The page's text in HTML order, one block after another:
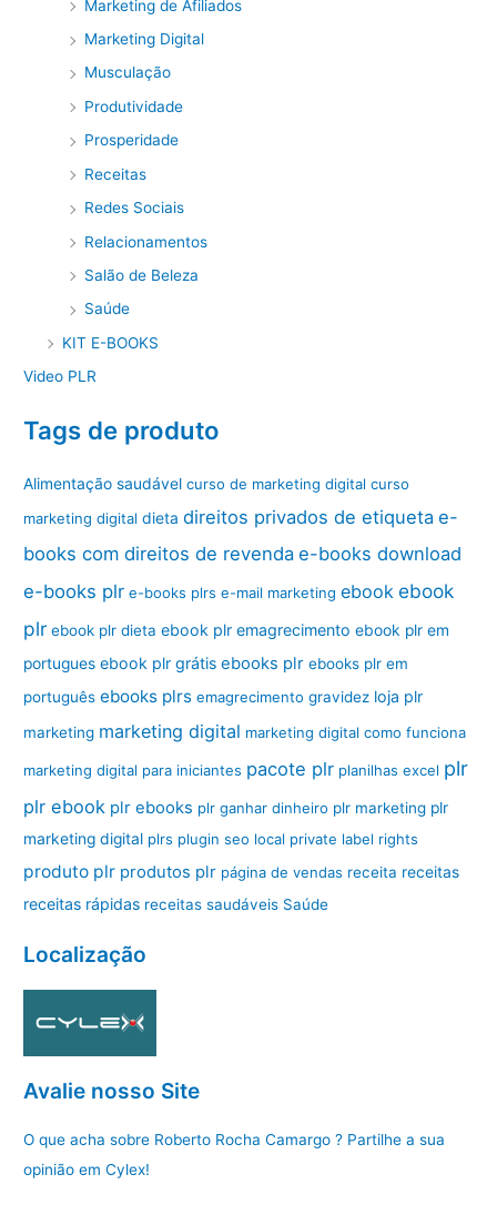
Marketing de Afiliados
Marketing Digital
Musculação
Produtividade
Prosperidade
Receitas
Redes Sociais
Relacionamentos
Salão de Beleza
Saúde
KIT E-BOOKS
Video PLR
Tags de produto
Alimentação saudável curso de marketing digital curso
marketing digital dieta direitos privados de etiqueta e-
books com direitos de revenda e-books download
e-books plr e-books plrs e-mail marketing ebook ebook
plr ebook plr dieta ebook plr emagrecimento ebook plr em
portugues ebook plr grátis ebooks plr ebooks plr em
português ebooks plrs emagrecimento gravidez loja plr
marketing marketing digital marketing digital como funciona
marketing digital para iniciantes pacote plr planilhas excel plr
plr ebook plr ebooks plr ganhar dinheiro plr marketing plr
marketing digital plrs plugin seo local private label rights
produto plr produtos plr página de vendas receita receitas
receitas rápidas receitas saudáveis Saúde
Localização
Avalie nosso Site
O que acha sobre Roberto Rocha Camargo ? Partilhe a sua
opinião em Cylex!